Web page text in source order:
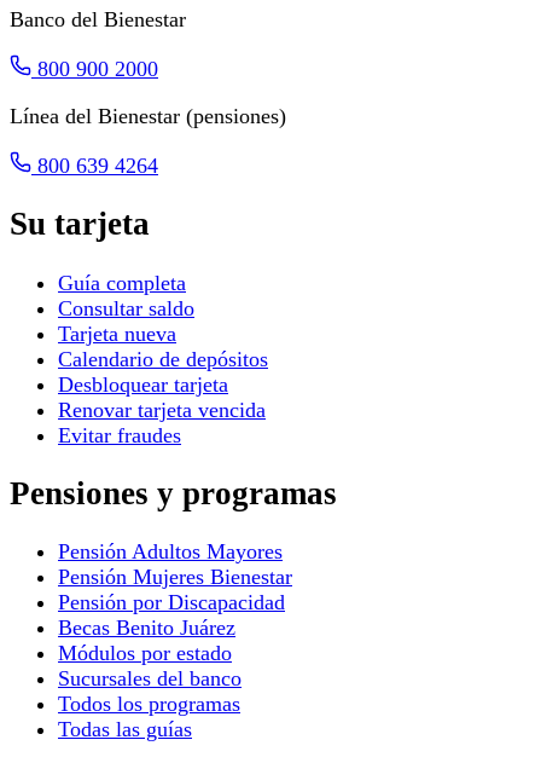
Banco del Bienestar
800 900 2000
Línea del Bienestar (pensiones)
800 639 4264
Su tarjeta
Guía completa
Consultar saldo
Tarjeta nueva
Calendario de depósitos
Desbloquear tarjeta
Renovar tarjeta vencida
Evitar fraudes
Pensiones y programas
Pensión Adultos Mayores
Pensión Mujeres Bienestar
Pensión por Discapacidad
Becas Benito Juárez
Módulos por estado
Sucursales del banco
Todos los programas
Todas las guías